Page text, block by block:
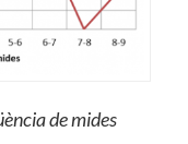
de mides